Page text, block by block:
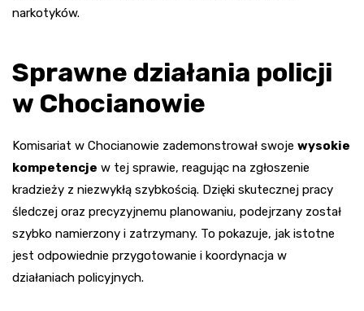
narkotyków.
Sprawne działania policji
w Chocianowie
Komisariat w Chocianowie zademonstrował swoje wysokie
kompetencje w tej sprawie, reagując na zgłoszenie
kradzieży z niezwykłą szybkością. Dzięki skutecznej pracy
śledczej oraz precyzyjnemu planowaniu, podejrzany został
szybko namierzony i zatrzymany. To pokazuje, jak istotne
jest odpowiednie przygotowanie i koordynacja w
działaniach policyjnych.